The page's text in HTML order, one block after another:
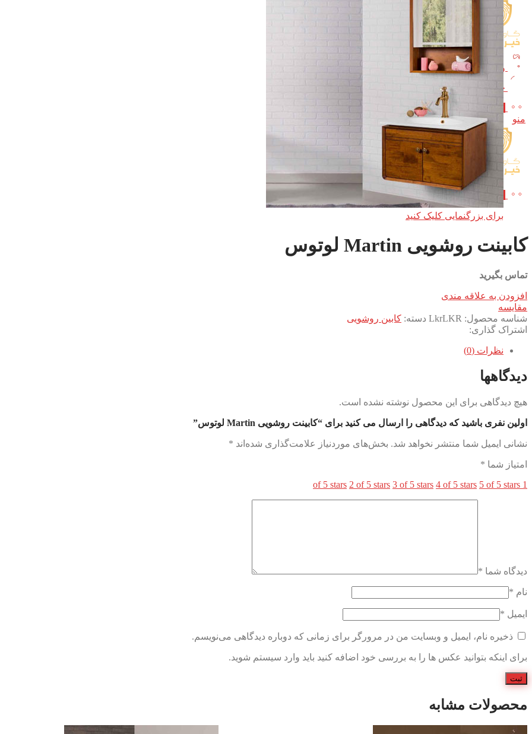
ورود / ثبت نام
جستجو
مورد
تومان
منو
مورد تومان
برای بزرگنمایی کلیک کنید
کابینت روشویی Martin لوتوس
تماس بگیرید
افزودن به علاقه مندی
مقایسه
شناسه محصول: LkrLKR دسته: کابین روشویی
اشتراک گذاری:
نظرات (0)
دیدگاهها
هیچ دیدگاهی برای این محصول نوشته نشده است.
اولین نفری باشید که دیدگاهی را ارسال می کنید برای “کابینت روشویی Martin لوتوس”
نشانی ایمیل شما منتشر نخواهد شد. بخش‌های موردنیاز علامت‌گذاری شده‌اند *
امتیاز شما *
1 of 5 stars
2 of 5 stars 3 of 5 stars 4 of 5 stars 5 of 5 stars
دیدگاه شما *
نام *
ایمیل *
ذخیره نام، ایمیل و وبسایت من در مرورگر برای زمانی که دوباره دیدگاهی می‌نویسم.
برای اینکه بتوانید عکس ها را به بررسی خود اضافه کنید باید وارد سیستم شوید.
محصولات مشابه